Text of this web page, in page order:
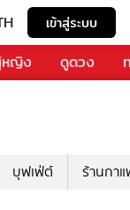
เข้าสู่ระบบ
ญิง ดูดวง
บุฟเฟ่ต์ ร้านกา